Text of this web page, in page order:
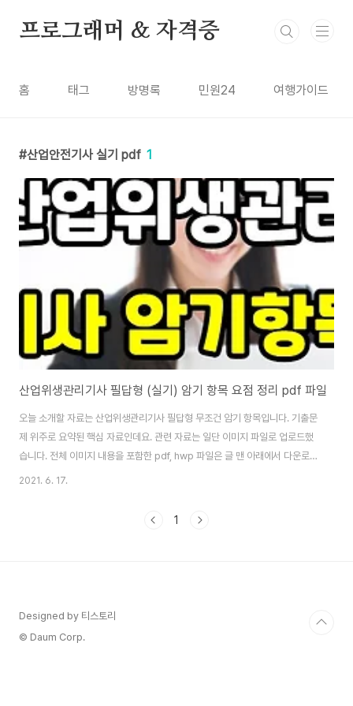
프로그래머 & 자격증
홈 태그 방명록 민원24 여행가이드
산업안전기사 실기 pdf 1
산업위생관리기사 필답형 (실기) 암기 항목 요점 정리 pdf 파일
오늘 소개할 자료는 산업위생관리기사 필답형 무조건 암기 항목입니다. 기출문
제 위주로 요약된 핵심 자료인데요. 관련 자료는 일단 이미지 파일로 업로드했
습니다. 전체 이미지 내용을 포함한 pdf, hwp 파일은 글 맨 아래에서 다운로드
할 수 있고요. 시험은 산업기사, 기사 같이 공부하여 준비하는 게 좋습니다. 그
니다. 기사 시험에선 계산 문제들이 더 많이 나오는데 어쨌든 공통 암기 항목을
2021. 6. 17.
1
Designed by 티스토리
© Daum Corp.